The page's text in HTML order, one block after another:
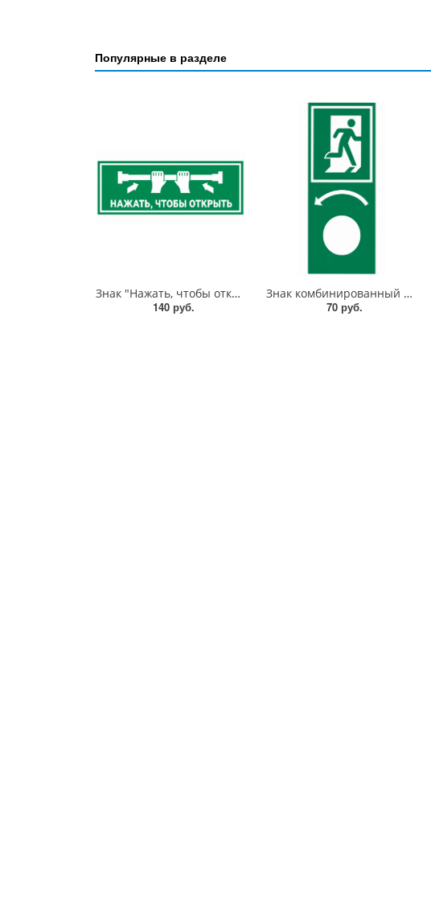
Популярные в разделе
Знак "Нажать, чтобы открыть" с экраном для дверей "Антипаника", 150х300 мм, фотолюм, пленка
140 руб.
Знак комбинированный «Повернуть налево, чтобы открыть» со знаком E01-02 и с отверстием под ручку двери вертикальный, 200х100 мм, фотолюм, пленка
70 руб.